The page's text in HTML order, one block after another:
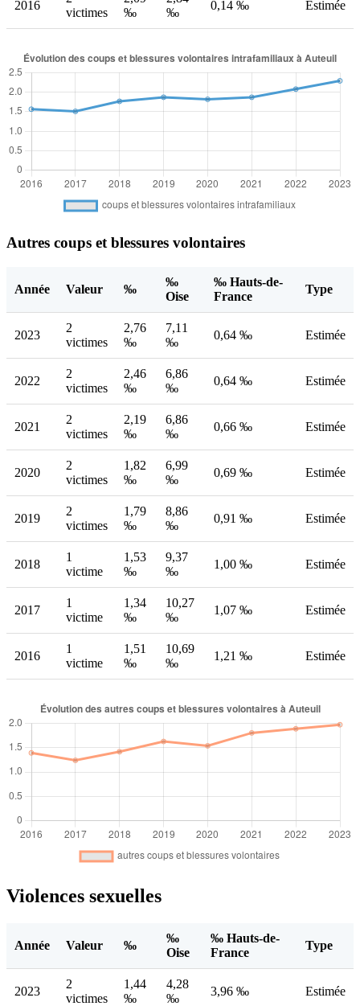
2016
victimes
‰
‰
0,14 ‰ Estimée
Autres coups et blessures volontaires
Année Valeur ‰
‰
Oise
‰ Hauts-de-
France
Type
2023
2
victimes
2,76
‰
7,11
‰
0,64 ‰ Estimée
2022
2
victimes
2,46
‰
6,86
‰
0,64 ‰ Estimée
2021
2
victimes
2,19
‰
6,86
‰
0,66 ‰ Estimée
2020
2
victimes
1,82
‰
6,99
‰
0,69 ‰ Estimée
2019
2
victimes
1,79
‰
8,86
‰
0,91 ‰ Estimée
2018
1
victime
1,53
‰
9,37
‰
1,00 ‰ Estimée
2017
1
victime
1,34
‰
10,27
‰
1,07 ‰ Estimée
2016
1
victime
1,51
‰
10,69
‰
1,21 ‰ Estimée
Violences sexuelles
Année Valeur ‰
‰
Oise
‰ Hauts-de-
France
Type
2023
2
victimes
1,44
‰
4,28
‰
3,96 ‰ Estimée